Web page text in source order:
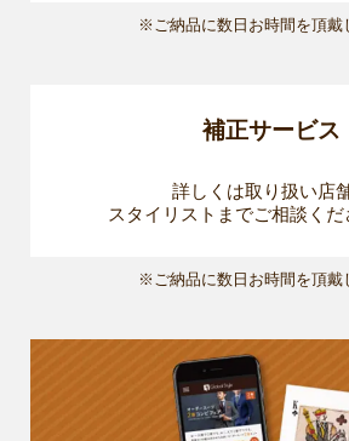
※ご納品に数日お時間を頂戴
補正サービス
詳しくは取り扱い店
スタイリストまでご相談くだ
※ご納品に数日お時間を頂戴